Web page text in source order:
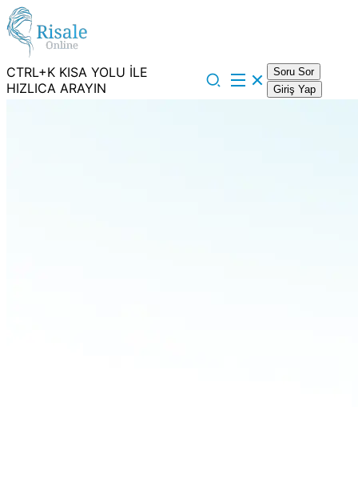
CTRL+K KISA YOLU İLE
HIZLICA ARAYIN
Soru Sor
Giriş Yap